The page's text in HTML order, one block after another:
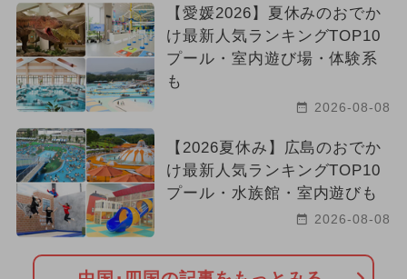
【愛媛2026】夏休みのおでか
け最新人気ランキングTOP10
プール・室内遊び場・体験系
も
2026-08-08
【2026夏休み】広島のおでか
け最新人気ランキングTOP10
プール・水族館・室内遊びも
2026-08-08